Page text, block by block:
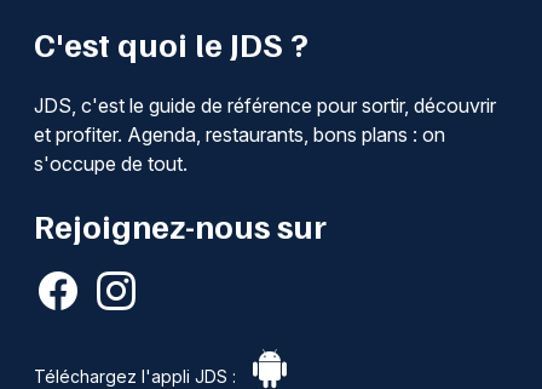
C'est quoi le JDS ?
JDS, c'est le guide de référence pour sortir, découvrir
et profiter. Agenda, restaurants, bons plans : on
s'occupe de tout.
Rejoignez-nous sur
Téléchargez l'appli JDS :